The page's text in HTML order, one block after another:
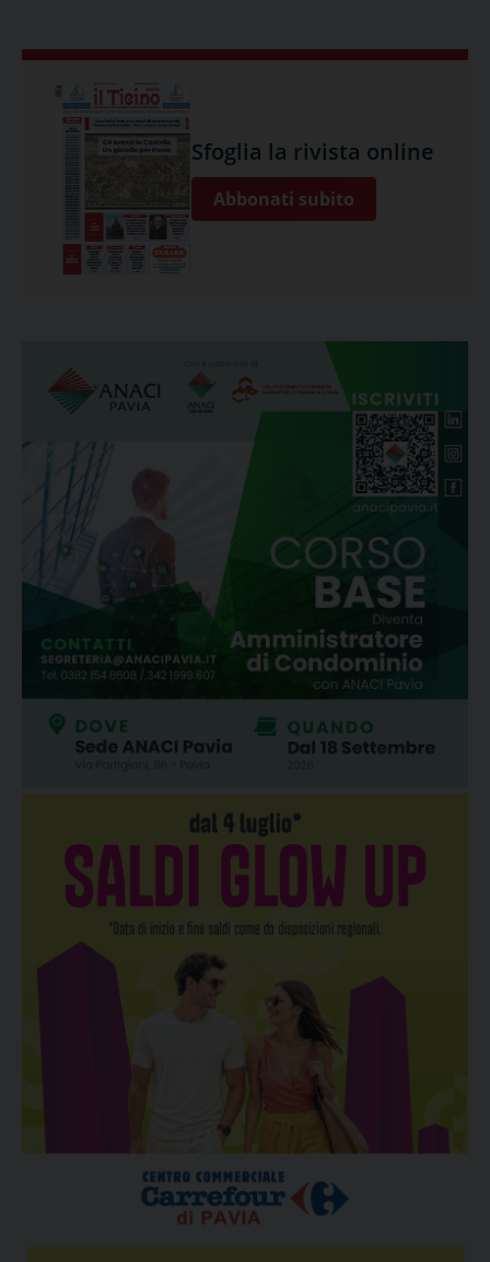
Sfoglia la rivista online
Abbonati subito